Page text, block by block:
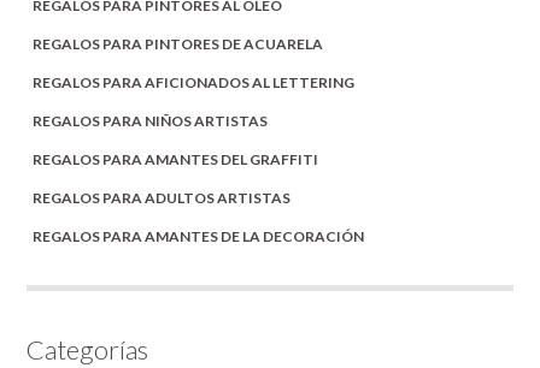
REGALOS PARA PINTORES AL OLEO
REGALOS PARA PINTORES DE ACUARELA
REGALOS PARA AFICIONADOS AL LETTERING
REGALOS PARA NIÑOS ARTISTAS
REGALOS PARA AMANTES DEL GRAFFITI
REGALOS PARA ADULTOS ARTISTAS
REGALOS PARA AMANTES DE LA DECORACIÓN
Categorías